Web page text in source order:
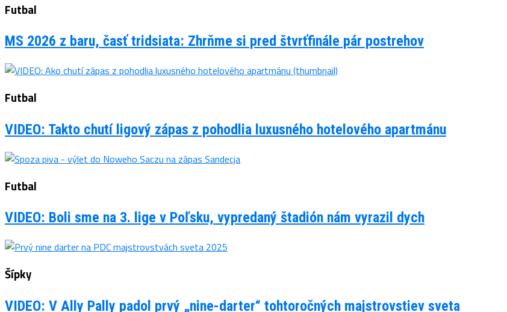
Futbal
MS 2026 z baru, časť tridsiata: Zhrňme si pred štvrťfinále pár postrehov
Futbal
VIDEO: Takto chutí ligový zápas z pohodlia luxusného hotelového apartmánu
Futbal
VIDEO: Boli sme na 3. lige v Poľsku, vypredaný štadión nám vyrazil dych
Šípky
VIDEO: V Ally Pally padol prvý „nine-darter“ tohtoročných majstrovstiev sveta